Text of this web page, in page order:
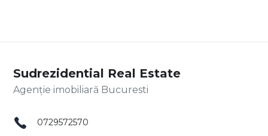
Sudrezidential Real Estate
Agenție imobiliară Bucuresti
0729572570